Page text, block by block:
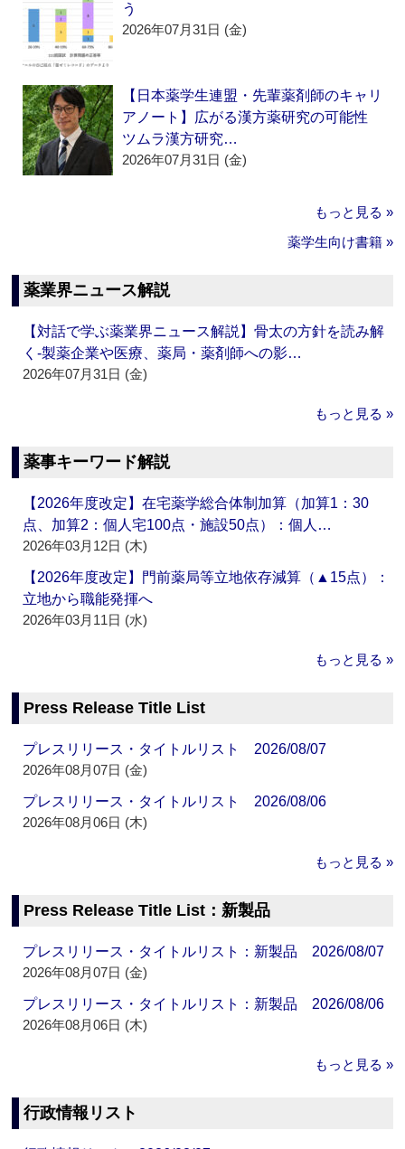
う
2026年07月31日 (金)
【日本薬学生連盟・先輩薬剤師のキャリ
アノート】広がる漢方薬研究の可能性
ツムラ漢方研究…
2026年07月31日 (金)
もっと見る »
薬学生向け書籍 »
薬業界ニュース解説
【対話で学ぶ薬業界ニュース解説】骨太の方針を読み解
く‐製薬企業や医療、薬局・薬剤師への影…
2026年07月31日 (金)
もっと見る »
薬事キーワード解説
【2026年度改定】在宅薬学総合体制加算（加算1：30
点、加算2：個人宅100点・施設50点）：個人…
2026年03月12日 (木)
【2026年度改定】門前薬局等立地依存減算（▲15点）：
立地から職能発揮へ
2026年03月11日 (水)
もっと見る »
Press Release Title List
プレスリリース・タイトルリスト 2026/08/07
2026年08月07日 (金)
プレスリリース・タイトルリスト 2026/08/06
2026年08月06日 (木)
もっと見る »
Press Release Title List：新製品
プレスリリース・タイトルリスト：新製品 2026/08/07
2026年08月07日 (金)
プレスリリース・タイトルリスト：新製品 2026/08/06
2026年08月06日 (木)
もっと見る »
行政情報リスト